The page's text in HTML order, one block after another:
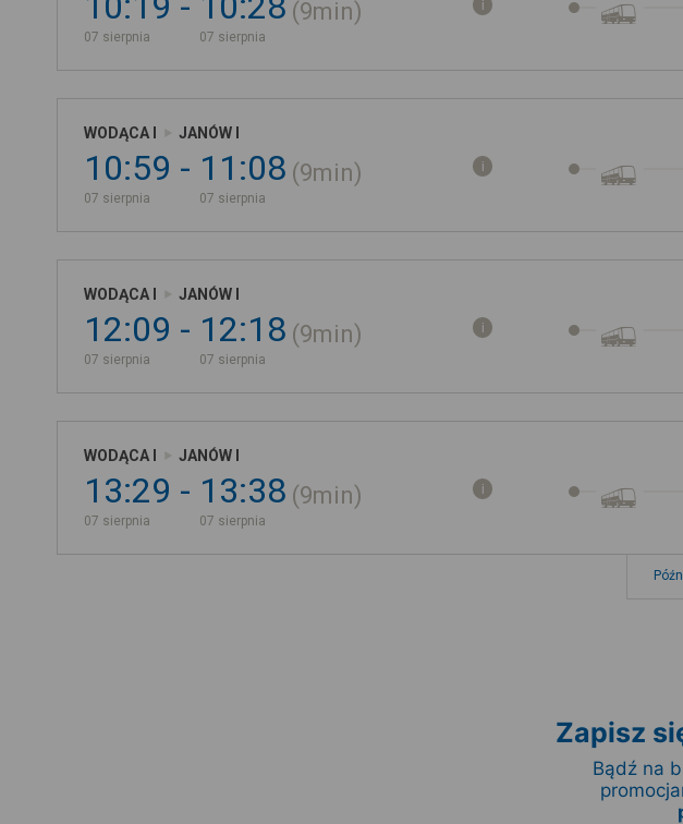
07 sierpnia 07 sierpnia
9min
WODĄCA I JANÓW I
10:59
07 sierpnia
11:08
07 sierpnia
9min
WODĄCA I JANÓW I
12:09
07 sierpnia
12:18
07 sierpnia
9min
WODĄCA I JANÓW I
13:29
07 sierpnia
13:38
07 sierpnia
9min
Zapisz
Bądź na